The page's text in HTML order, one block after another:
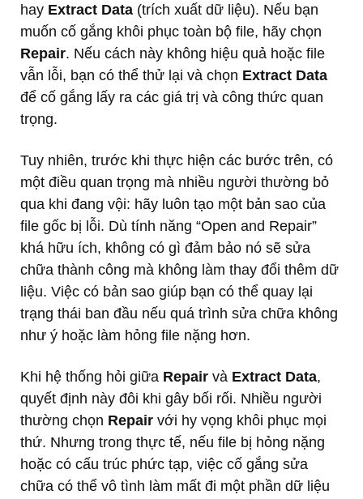
hay Extract Data (trích xuất dữ liệu). Nếu bạn
muốn cố gắng khôi phục toàn bộ file, hãy chọn
Repair. Nếu cách này không hiệu quả hoặc file
vẫn lỗi, bạn có thể thử lại và chọn Extract Data
để cố gắng lấy ra các giá trị và công thức quan
trọng.
Tuy nhiên, trước khi thực hiện các bước trên, có
một điều quan trọng mà nhiều người thường bỏ
qua khi đang vội: hãy luôn tạo một bản sao của
file gốc bị lỗi. Dù tính năng “Open and Repair”
khá hữu ích, không có gì đảm bảo nó sẽ sửa
chữa thành công mà không làm thay đổi thêm dữ
liệu. Việc có bản sao giúp bạn có thể quay lại
trạng thái ban đầu nếu quá trình sửa chữa không
như ý hoặc làm hỏng file nặng hơn.
Khi hệ thống hỏi giữa Repair và Extract Data,
quyết định này đôi khi gây bối rối. Nhiều người
thường chọn Repair với hy vọng khôi phục mọi
thứ. Nhưng trong thực tế, nếu file bị hỏng nặng
hoặc có cấu trúc phức tạp, việc cố gắng sửa
chữa có thể vô tình làm mất đi một phần dữ liệu